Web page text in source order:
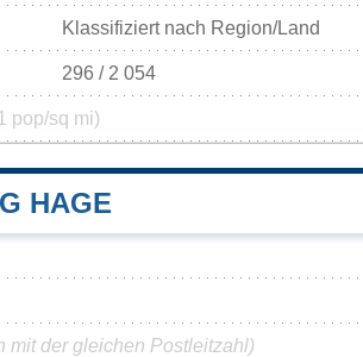
Klassifiziert nach Region/Land
296 / 2 054
pop/sq mi)
HAGE
mit der gleichen Postleitzahl)